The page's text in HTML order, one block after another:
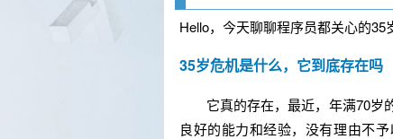
Hello，今天聊聊程序员都关心的35
35岁危机是什么，它到底存在吗
它真的存在，最近，年满70岁的
良好的能力和经验，没有理由不